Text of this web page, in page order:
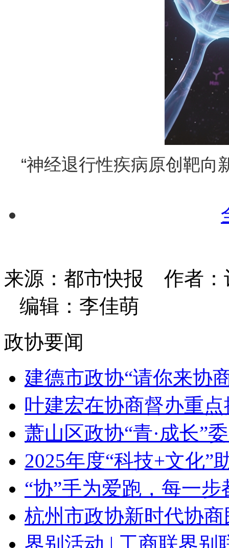
“神经退行性疾病原创靶向
来源：都市快报 作者
编辑：李佳萌
政协要闻
建德市政协“请你来协
叶建宏在协商督办重
萧山区政协“青·成长”
2025年度“科技+文化”
“协”手为爱跑，每一
杭州市政协新时代协